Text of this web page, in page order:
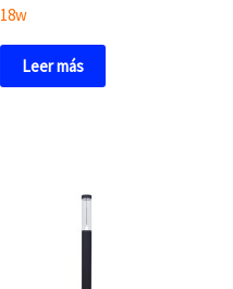
18w
Leer más